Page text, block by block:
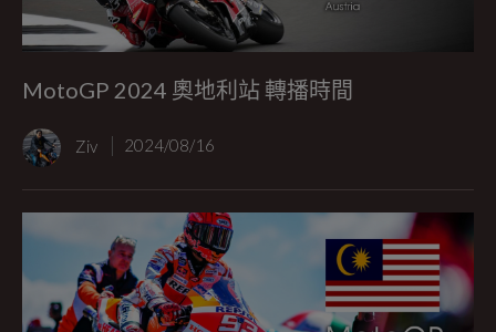
MotoGP 2024 奧地利站 轉播時間
Ziv 2024/08/16